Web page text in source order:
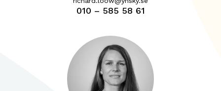
010 – 585 58 61